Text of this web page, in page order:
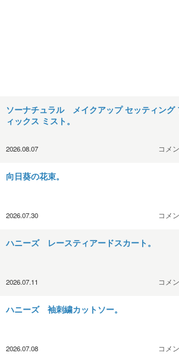
ソーナチュラル メイクアップ セッティング
ィックス ミスト。
2026.08.07 コメ
向日葵の花束。
2026.07.30 コメ
ハニーズ レースティアードスカート。
2026.07.11 コメ
ハニーズ 袖刺繍カットソー。
2026.07.08 コメ